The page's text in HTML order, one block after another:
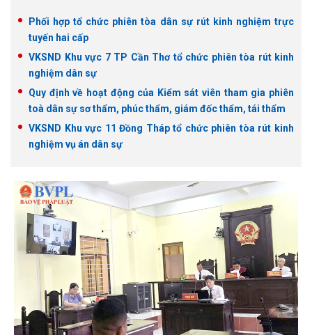
Phối hợp tổ chức phiên tòa dân sự rút kinh nghiệm trực
tuyến hai cấp
VKSND Khu vực 7 TP Cần Thơ tổ chức phiên tòa rút kinh
nghiệm dân sự
Quy định về hoạt động của Kiểm sát viên tham gia phiên
toà dân sự sơ thẩm, phúc thẩm, giám đốc thẩm, tái thẩm
VKSND Khu vực 11 Đồng Tháp tổ chức phiên tòa rút kinh
nghiệm vụ án dân sự